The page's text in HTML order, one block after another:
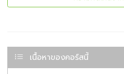
บุคคลกลุ่มต่อไปนี้:
ลดความประหม่าและเข้าใจรูปแบ
ผู้ที่ต้องการสำรวจจุดอ่อนของ
เนื้อหาของคอร์สนี้